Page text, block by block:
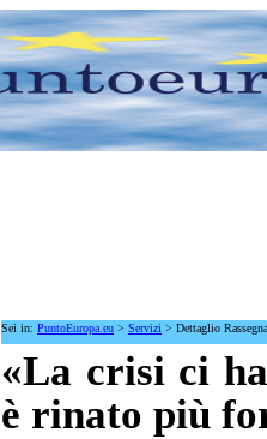
Sei in: PuntoEuropa.eu > Servizi > Dettaglio
«La crisi ci
è rinato più